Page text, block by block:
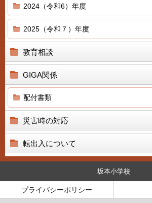
2024（令和6）年度
2025（令和７）年度
教育相談
GIGA関係
配付書類
災害時の対応
転出入について
坂本小学校
プライバシーポリシー